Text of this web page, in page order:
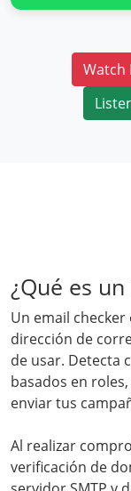
Watch
¿Qué es
Un email
dirección de
de usar. Detecta
basados en
enviar tus
Al realizar
verificación de